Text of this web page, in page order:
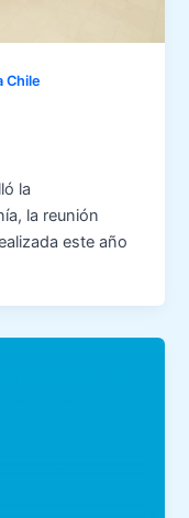
Chile
la
la reunión
este año